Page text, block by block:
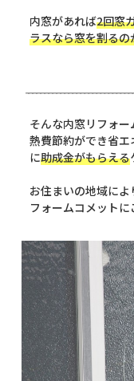
内窓があれば2回窓
ラスなら窓を割る
そんな内窓リフォ
熱費節約ができ省
に助成金がもらえる
お住まいの地域に
フォームコメットに